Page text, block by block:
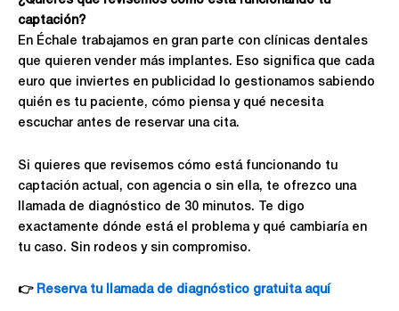
captación?
En Échale trabajamos en gran parte con clínicas dentales
que quieren vender más implantes. Eso significa que cada
euro que inviertes en publicidad lo gestionamos sabiendo
quién es tu paciente, cómo piensa y qué necesita
escuchar antes de reservar una cita.
Si quieres que revisemos cómo está funcionando tu
captación actual, con agencia o sin ella, te ofrezco una
llamada de diagnóstico de 30 minutos. Te digo
exactamente dónde está el problema y qué cambiaría en
tu caso. Sin rodeos y sin compromiso.
👉 Reserva tu llamada de diagnóstico gratuita aquí